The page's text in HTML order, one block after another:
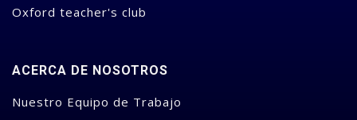
Oxford teacher's club
ACERCA DE NOSOTROS
Nuestro Equipo de Trabajo